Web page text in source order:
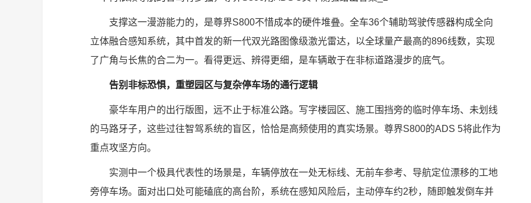
支撑这一漫游能力的，是尊界S800不惜成本的硬件堆叠。全车36个辅助驾驶传感器构成全向
立体融合感知系统，其中首发的新一代双光路图像级激光雷达，以全球量产最高的896线数，实现
了广角与长焦的合二为一。看得更远、辨得更细，是车辆敢于在非标道路漫步的底气。
告别非标恐惧，重塑园区与复杂停车场的通行逻辑
豪华车用户的出行版图，远不止于标准公路。写字楼园区、施工围挡旁的临时停车场、未划线
的马路牙子，这些过往智驾系统的盲区，恰恰是高频使用的真实场景。尊界S800的ADS 5将此作为
重点攻坚方向。
实测中一个极具代表性的场景是，车辆停放在一处无标线、无前车参考、导航定位漂移的工地
旁停车场。面对出口处可能磕底的高台阶，系统在感知风险后，主动停车约2秒，随即触发倒车并